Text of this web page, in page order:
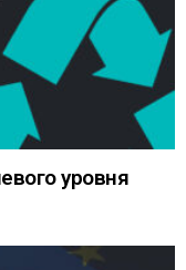
уровня